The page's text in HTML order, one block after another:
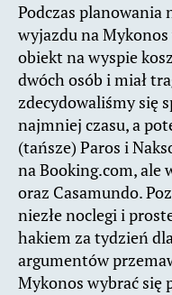
Podczas planowania
wyjazdu na
obiekt na wyspie
dwóch osób i miał
zdecydowaliśmy się
najmniej czasu, a
(tańsze) Paros i
na Booking.com, ale
oraz Casamundo.
niezłe noclegi i
hakiem za tydzień
argumentów
Mykonos wybrać się